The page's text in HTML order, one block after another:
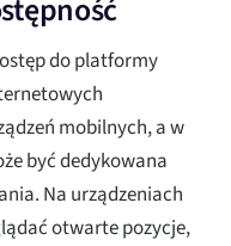
do platformy
mobilnych, a w
być dedykowana
Na urządzeniach
otwarte pozycje,